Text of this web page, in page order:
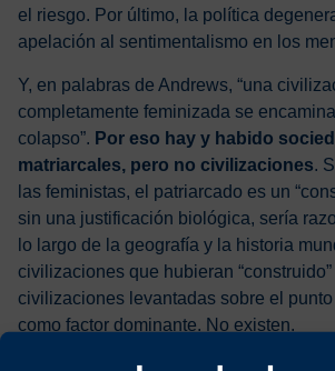
el riesgo. Por último, la política
apelación al sentimentalismo en los
Y, en palabras de Andrews, “una
completamente feminizada se
colapso”. Por eso hay y habido
matriarcales, pero no civilizaciones.
las feministas, el patriarcado es un
sin una justificación biológica, sería
lo largo de la geografía y la historia
civilizaciones que hubieran
civilizaciones levantadas sobre el
como factor dominante. No existen.